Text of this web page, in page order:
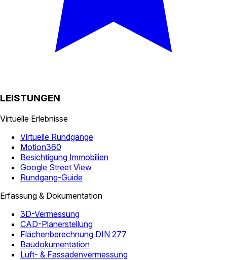
LEISTUNGEN
Virtuelle Erlebnisse
Virtuelle Rundgänge
Motion360
Besichtigung Immobilien
Google Street View
Rundgang-Guide
Erfassung & Dokumentation
3D-Vermessung
CAD-Planerstellung
Flächenberechnung DIN 277
Baudokumentation
Luft- & Fassadenvermessung